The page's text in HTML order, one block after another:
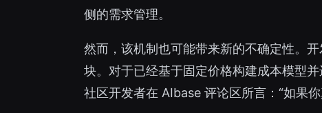
侧的需求管理。
然而，该机制也可能带来新的不确定性。
块。对于已经基于固定价格构建成本模型
社区开发者在 AIbase 评论区所言：“如果